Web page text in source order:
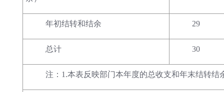
年初结转和结余 29
总计 30
注：1.本表反映部门本年度的总收支和年末结转结